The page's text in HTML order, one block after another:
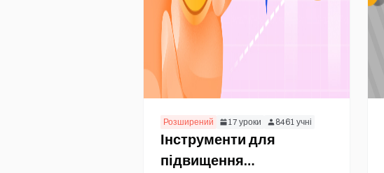
Розширений 17 уроки 8461 учні
Інструменти для
підвищення